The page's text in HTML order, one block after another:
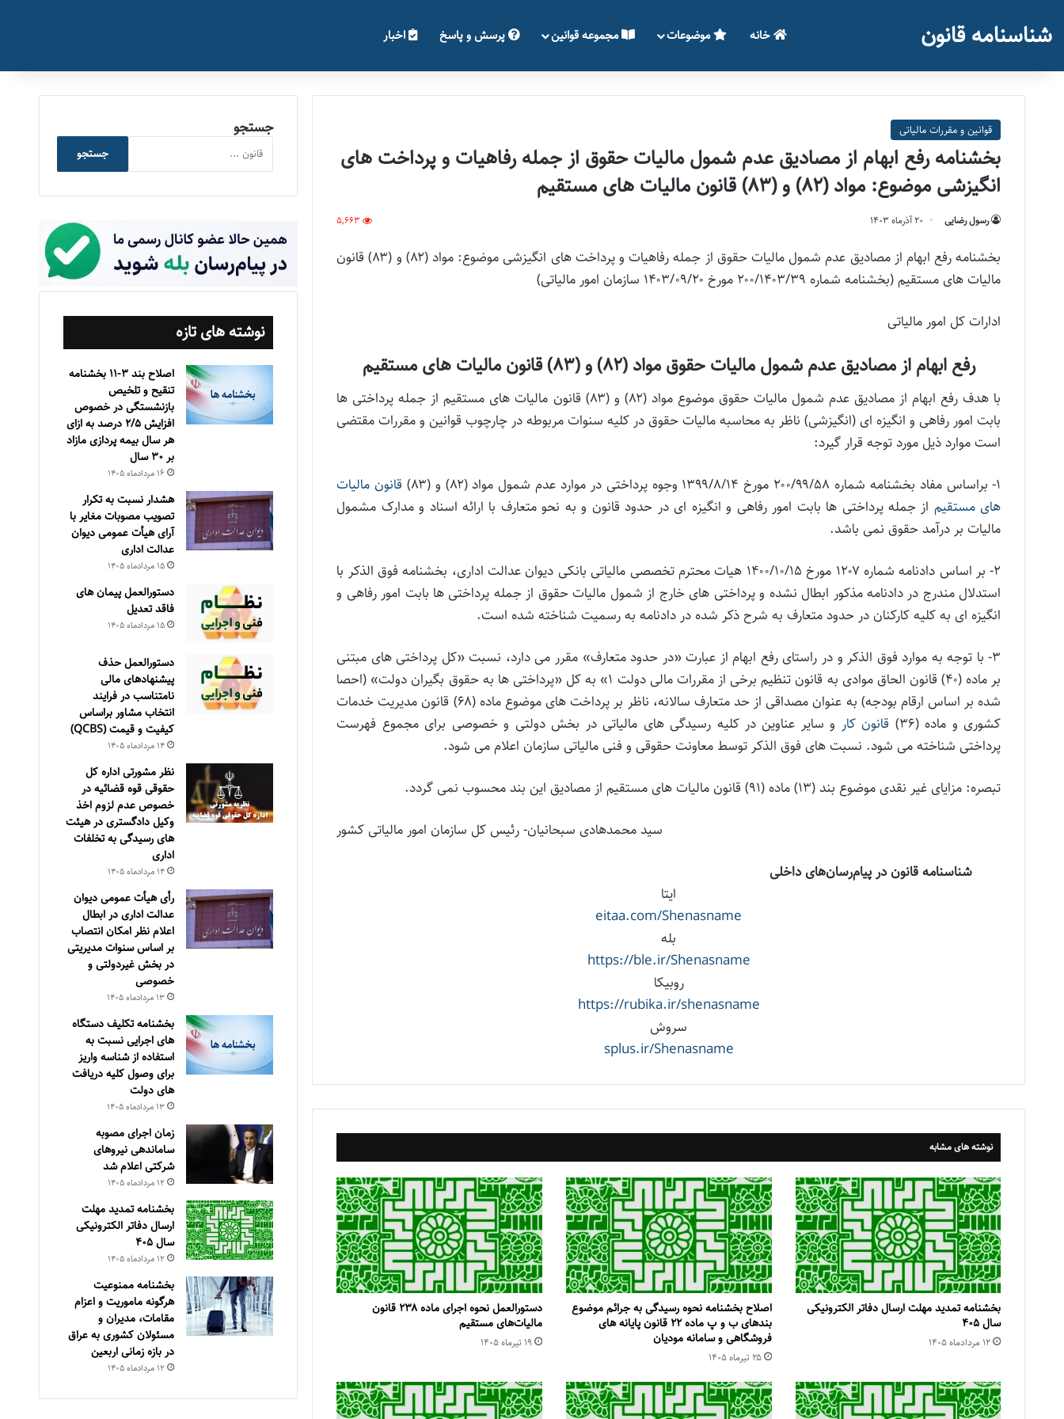
شناسنامه قانون خانه موضوعات مجموعه قوانین پرسش و پاسخ اخبار
قوانین و مقررات مالیاتی
بخشنامه رفع ابهام از مصادیق عدم شمول مالیات حقوق از جمله رفاهیات و پرداخت های
انگیزشی موضوع: مواد (۸۲) و (۸۳) قانون مالیات های مستقیم
رسول رضایی ۲۰ آذر‌ماه ۱۴۰۳ 5,663
بخشنامه رفع ابهام از مصادیق عدم شمول مالیات حقوق از جمله رفاهیات و پرداخت های انگیزشی موضوع: مواد (۸۲) و (۸۳) قانون
مالیات های مستقیم (بخشنامه شماره ۲۰۰/۱۴۰۳/۳۹ مورخ ۱۴۰۳/۰۹/۲۰ سازمان امور مالیاتی)
ادارات کل امور مالیاتی
رفع ابهام از مصادیق عدم شمول مالیات حقوق مواد (۸۲) و (۸۳) قانون مالیات های مستقیم
با هدف رفع ابهام از مصادیق عدم شمول مالیات حقوق موضوع مواد (۸۲) و (۸۳) قانون مالیات های مستقیم از جمله پرداختی ها
بابت امور رفاهی و انگیزه ای (انگیزشی) ناظر به محاسبه مالیات حقوق در کلیه سنوات مربوطه در چارچوب قوانین و مقررات مقتضی
است موارد ذیل مورد توجه قرار گیرد:
۱- براساس مفاد بخشنامه شماره ۲۰۰/۹۹/۵۸ مورخ ۱۳۹۹/۸/۱۴ وجوه پرداختی در موارد عدم شمول مواد (۸۲) و (۸۳)
قانون مالیات
های مستقیم از جمله پرداختی ها بابت امور رفاهی و انگیزه ای در حدود قانون و به نحو متعارف با ارائه اسناد و مدارک مشمول
مالیات بر درآمد حقوق نمی باشد.
۲- بر اساس دادنامه شماره ۱۲۰۷ مورخ ۱۴۰۰/۱۰/۱۵ هیات محترم تخصصی مالیاتی بانکی دیوان عدالت اداری، بخشنامه فوق الذکر با
استدلال مندرج در دادنامه مذکور ابطال نشده و پرداختی های خارج از شمول مالیات حقوق از جمله پرداختی ها بابت امور رفاهی و
انگیزه ای به کلیه کارکنان در حدود متعارف به شرح ذکر شده در دادنامه به رسمیت شناخته شده است.
۳- با توجه به موارد فوق الذکر و در راستای رفع ابهام از عبارت «در حدود متعارف» مقرر می دارد، نسبت «کل پرداختی های مبتنی
بر ماده (۴۰) قانون الحاق موادی به قانون تنظیم برخی از مقررات مالی دولت ۱» به کل «پرداختی ها به حقوق بگیران دولت» (احصا
شده بر اساس ارقام بودجه) به عنوان مصداقی از حد متعارف سالانه، ناظر بر پرداخت های موضوع ماده (۶۸) قانون مدیریت خدمات
کشوری و ماده (۳۶)
قانون کار و سایر عناوین در کلیه رسیدگی های مالیاتی در بخش دولتی و خصوصی برای مجموع فهرست
پرداختی شناخته می شود. نسبت های فوق الذکر توسط معاونت حقوقی و فنی مالیاتی سازمان اعلام می شود.
تبصره: مزایای غیر نقدی موضوع بند (۱۳) ماده (۹۱) قانون مالیات های مستقیم از مصادیق این بند محسوب نمی گردد.
سید محمدهادی سبحانیان- رئیس کل سازمان امور مالیاتی کشور
شناسنامه قانون در پیام‌رسان‌های داخلی
ایتا
eitaa.com/Shenasname
بله
https://ble.ir/Shenasname
روبیکا
https://rubika.ir/shenasname
سروش
splus.ir/Shenasname
نوشته های مشابه
بخشنامه تمدید مهلت ارسال دفاتر الکترونیکی
سال ۴۰۵
۱۲ مرداد‌ماه ۱۴۰۵
اصلاح بخشنامه نحوه رسیدگی به جرائم موضوع
بندهای ب و پ ماده ۲۲ قانون پایانه های
فروشگاهی و سامانه مودیان
۲۵ تیر‌ماه ۱۴۰۵
دستورالعمل نحوه اجرای ماده ۲۳۸ قانون
مالیات‌های مستقیم
۱۹ تیر‌ماه ۱۴۰۵
جستجو
جستجو
نوشته های تازه
اصلاح بند ۳‏-۱۱ بخشنامه
تنقیح و تلخیص
بازنشستگی در خصوص
افزایش ۵‏‏‏‏‏‏‏‏‏/۲ درصد به ازای
هر سال بیمه پردازی مازاد
بر ۳۰‏ سال
۱۶ مرداد‌ماه ۱۴۰۵
هشدار نسبت به تکرار
تصویب مصوبات مغایر با
آرای هیأت عمومی دیوان
عدالت اداری
۱۵ مرداد‌ماه ۱۴۰۵
دستورالعمل پیمان های
فاقد تعدیل
۱۵ مرداد‌ماه ۱۴۰۵
دستورالعمل حذف
پيشنهادهای مالی
نامتناسب در فرايند
انتخاب مشاور براساس
كيفيت و قيمت (QCBS)
۱۴ مرداد‌ماه ۱۴۰۵
نظر مشورتی اداره کل
حقوقی قوه قضائیه در
خصوص عدم لزوم اخذ
وکیل دادگستری در هیئت
های رسیدگی به تخلفات
اداری
۱۴ مرداد‌ماه ۱۴۰۵
رأی هیأت عمومی دیوان
عدالت اداری در ابطال
اعلام نظر امکان انتصاب
بر اساس سنوات مدیریتی
در بخش غیردولتی و
خصوصی
۱۳ مرداد‌ماه ۱۴۰۵
بخشنامه تکلیف دستگاه
های اجرایی نسبت به
استفاده از شناسه واریز
برای وصول کلیه دریافت
های دولت
۱۳ مرداد‌ماه ۱۴۰۵
زمان اجرای مصوبه
ساماندهی نیروهای
شرکتی اعلام شد
۱۲ مرداد‌ماه ۱۴۰۵
بخشنامه تمدید مهلت
ارسال دفاتر الکترونیکی
سال ۴۰۵
۱۲ مرداد‌ماه ۱۴۰۵
بخشنامه ممنوعیت
هرگونه ماموریت و اعزام
مقامات، مدیران و
مسئولان کشوری به عراق
در بازه زمانی اربعین
۱۲ مرداد‌ماه ۱۴۰۵